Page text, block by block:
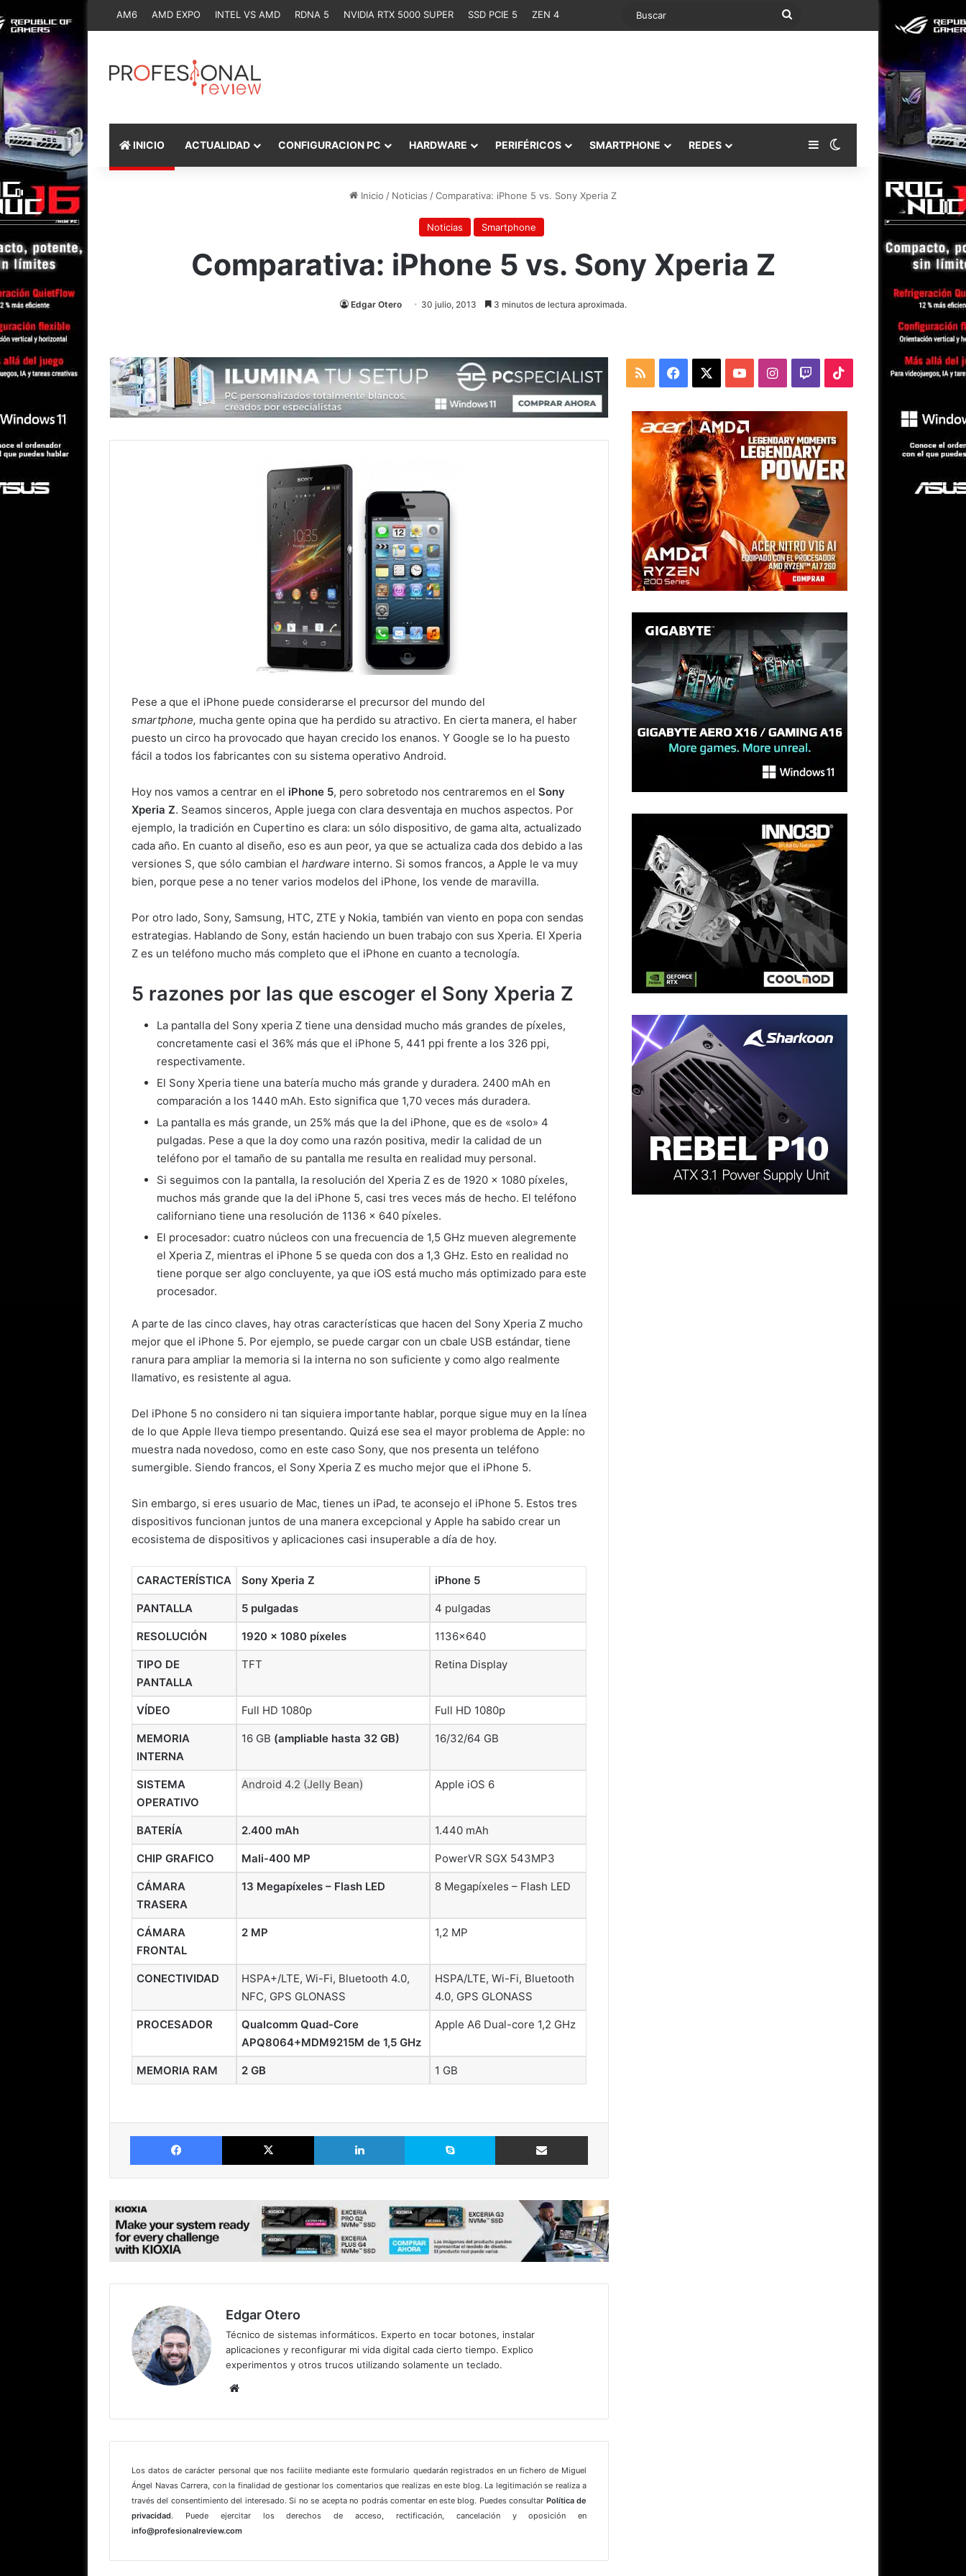
AM6 AMD EXPO INTEL VS AMD RDNA 5 NVIDIA RTX 5000 SUPER SSD PCIE 5 ZEN 4 Buscar
INICIO ACTUALIDAD CONFIGURACION PC HARDWARE PERIFÉRICOS SMARTPHONE REDES Barra lateral
Switch skin
Inicio / Noticias /Comparativa: iPhone 5 vs. Sony Xperia Z
Noticias Smartphone
Comparativa: iPhone 5 vs. Sony Xperia Z
Edgar Otero 30 julio, 2013 3 minutos de lectura aproximada.
Pese a que el iPhone puede considerarse el precursor del mundo del
smartphone, mucha gente opina que ha perdido su atractivo. En cierta manera, el haber
puesto un circo ha provocado que hayan crecido los enanos. Y Google se lo ha puesto
fácil a todos los fabricantes con su sistema operativo Android.
Hoy nos vamos a centrar en el iPhone 5, pero sobretodo nos centraremos en el Sony
Xperia Z. Seamos sinceros, Apple juega con clara desventaja en muchos aspectos. Por
ejemplo, la tradición en Cupertino es clara: un sólo dispositivo, de gama alta, actualizado
cada año. En cuanto al diseño, eso es aun peor, ya que se actualiza cada dos debido a las
versiones S, que sólo cambian el hardware interno. Si somos francos, a Apple le va muy
bien, porque pese a no tener varios modelos del iPhone, los vende de maravilla.
Por otro lado, Sony, Samsung, HTC, ZTE y Nokia, también van viento en popa con sendas
estrategias. Hablando de Sony, están haciendo un buen trabajo con sus Xperia. El Xperia
Z es un teléfono mucho más completo que el iPhone en cuanto a tecnología.
5 razones por las que escoger el Sony Xperia Z
La pantalla del Sony xperia Z tiene una densidad mucho más grandes de píxeles,
concretamente casi el 36% más que el iPhone 5, 441 ppi frente a los 326 ppi,
respectivamente.
El Sony Xperia tiene una batería mucho más grande y duradera. 2400 mAh en
comparación a los 1440 mAh. Esto significa que 1,70 veces más duradera.
La pantalla es más grande, un 25% más que la del iPhone, que es de «solo» 4
pulgadas. Pese a que la doy como una razón positiva, medir la calidad de un
teléfono por el tamaño de su pantalla me resulta en realidad muy personal.
Si seguimos con la pantalla, la resolución del Xperia Z es de 1920 x 1080 píxeles,
muchos más grande que la del iPhone 5, casi tres veces más de hecho. El teléfono
californiano tiene una resolución de 1136 x 640 píxeles.
El procesador: cuatro núcleos con una frecuencia de 1,5 GHz mueven alegremente
el Xperia Z, mientras el iPhone 5 se queda con dos a 1,3 GHz. Esto en realidad no
tiene porque ser algo concluyente, ya que iOS está mucho más optimizado para este
procesador.
A parte de las cinco claves, hay otras características que hacen del Sony Xperia Z mucho
mejor que el iPhone 5. Por ejemplo, se puede cargar con un cbale USB estándar, tiene
ranura para ampliar la memoria si la interna no son suficiente y como algo realmente
llamativo, es resistente al agua.
Del iPhone 5 no considero ni tan siquiera importante hablar, porque sigue muy en la línea
de lo que Apple lleva tiempo presentando. Quizá ese sea el mayor problema de Apple: no
muestra nada novedoso, como en este caso Sony, que nos presenta un teléfono
sumergible. Siendo francos, el Sony Xperia Z es mucho mejor que el iPhone 5.
Sin embargo, si eres usuario de Mac, tienes un iPad, te aconsejo el iPhone 5. Estos tres
dispositivos funcionan juntos de una manera excepcional y Apple ha sabido crear un
ecosistema de dispositivos y aplicaciones casi insuperable a día de hoy.
CARACTERÍSTICA Sony Xperia Z iPhone 5
PANTALLA 5 pulgadas 4 pulgadas
RESOLUCIÓN 1920 x 1080 píxeles 1136×640
TIPO DE
PANTALLA
TFT Retina Display
VÍDEO Full HD 1080p Full HD 1080p
MEMORIA
INTERNA
16 GB (ampliable hasta 32 GB) 16/32/64 GB
SISTEMA
OPERATIVO
Android 4.2 (Jelly Bean) Apple iOS 6
BATERÍA 2.400 mAh 1.440 mAh
CHIP GRAFICO Mali-400 MP PowerVR SGX 543MP3
CÁMARA
TRASERA
13 Megapíxeles – Flash LED 8 Megapíxeles – Flash LED
CÁMARA
FRONTAL
2 MP 1,2 MP
CONECTIVIDAD
HSPA+/LTE, Wi-Fi, Bluetooth 4.0,
NFC, GPS GLONASS
HSPA/LTE, Wi-Fi, Bluetooth
4.0, GPS GLONASS
PROCESADOR
Qualcomm Quad-Core
APQ8064+MDM9215M de 1,5 GHz
Apple A6 Dual-core 1,2 GHz
MEMORIA RAM 2 GB 1 GB
Facebook X LinkedIn Skype Comparte vía Email
Edgar Otero
Técnico de sistemas informáticos. Experto en tocar botones, instalar
aplicaciones y reconfigurar mi vida digital cada cierto tiempo. Explico
experimentos y otros trucos utilizando solamente un teclado.
Los datos de carácter personal que nos facilite mediante este formulario quedarán registrados en un fichero de Miguel
Ángel Navas Carrera, con la finalidad de gestionar los comentarios que realizas en este blog. La legitimación se realiza a
través del consentimiento del interesado. Si no se acepta no podrás comentar en este blog. Puedes consultar Política de
privacidad. Puede ejercitar los derechos de acceso, rectificación, cancelación y oposición en
info@profesionalreview.com
RSS Facebook YouTubeInstagram
TwitchTikTok